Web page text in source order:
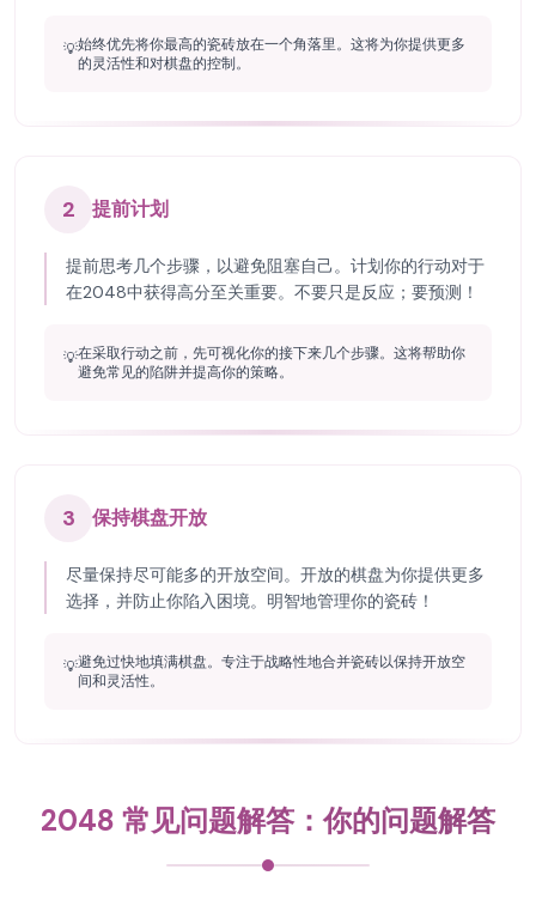
💡始终优先将你最高的瓷砖放在一个角落里。这将为你提供更多
的灵活性和对棋盘的控制。
2 提前计划
提前思考几个步骤，以避免阻塞自己。计划你的行动对于
在2048中获得高分至关重要。不要只是反应；要预测！
💡在采取行动之前，先可视化你的接下来几个步骤。这将帮助你
避免常见的陷阱并提高你的策略。
3 保持棋盘开放
尽量保持尽可能多的开放空间。开放的棋盘为你提供更多
选择，并防止你陷入困境。明智地管理你的瓷砖！
💡避免过快地填满棋盘。专注于战略性地合并瓷砖以保持开放空
间和灵活性。
2048 常见问题解答：你的问题解答